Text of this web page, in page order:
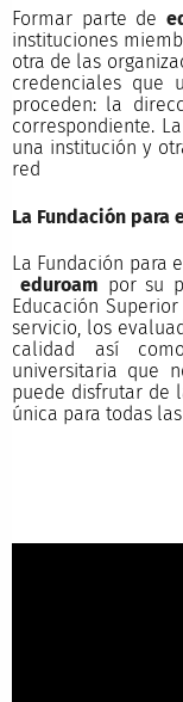
Formar parte de
instituciones
otra de las
credenciales que
proceden: la
correspondiente.
una institución y
red
La Fundación para
La Fundación para
eduroam por su
Educación
servicio, los
calidad así
universitaria que
puede disfrutar de
única para todas